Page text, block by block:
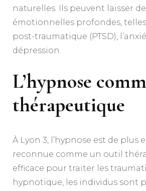
naturelles. Ils peuvent laisser
émotionnelles profondes,
post-traumatique (PTSD),
dépression.
L’hypnose
thérapeutique
À Lyon 3, l’hypnose est de plus
reconnue comme un outil
efficace pour traiter les
hypnotique, les individus sont